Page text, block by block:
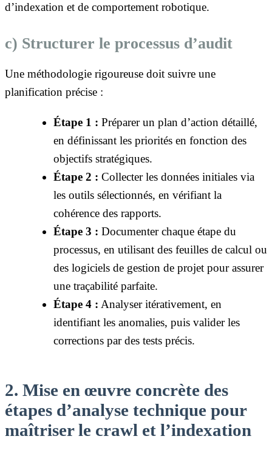
d’indexation et de comportement robotique.
c) Structurer le processus d’audit
Une méthodologie rigoureuse doit suivre une
planification précise :
Étape 1 : Préparer un plan d’action détaillé,
en définissant les priorités en fonction des
objectifs stratégiques.
Étape 2 : Collecter les données initiales via
les outils sélectionnés, en vérifiant la
cohérence des rapports.
Étape 3 : Documenter chaque étape du
processus, en utilisant des feuilles de calcul ou
des logiciels de gestion de projet pour assurer
une traçabilité parfaite.
Étape 4 : Analyser itérativement, en
identifiant les anomalies, puis valider les
corrections par des tests précis.
2. Mise en œuvre concrète des
étapes d’analyse technique pour
maîtriser le crawl et l’indexation